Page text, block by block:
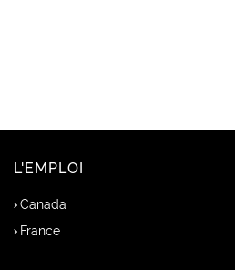
L'EMPLOI
Canada
France